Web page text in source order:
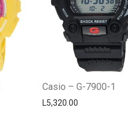
Casio – G-7900-1
L5,320.00